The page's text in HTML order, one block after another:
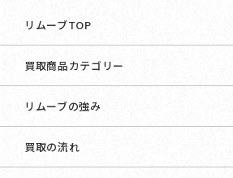
リムーブTOP
買取商品カテゴリー
リムーブの強み
買取の流れ